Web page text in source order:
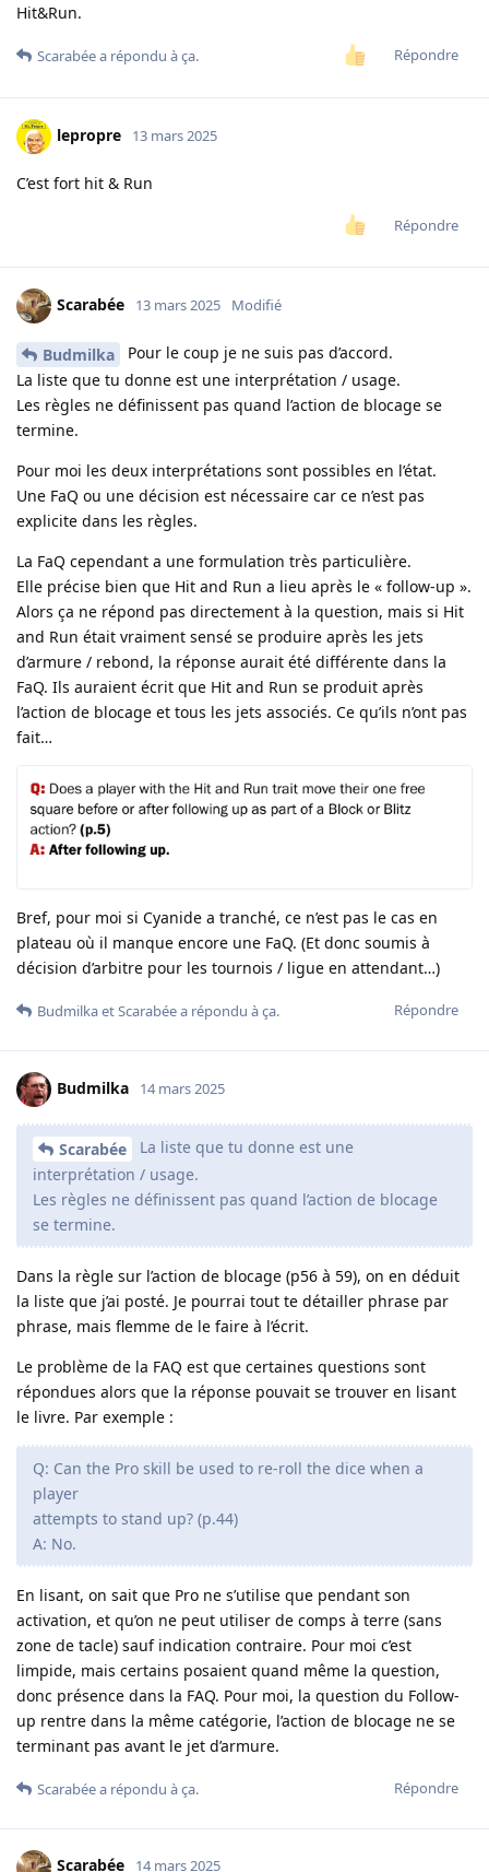
Hit&Run.
Répondre
Scarabéea répondu à ça.
lepropre 13 mars 2025
C’est fort hit & Run
Répondre
Scarabée 13 mars 2025 Modifié
Budmilka
Pour le coup je ne suis pas d’accord.
La liste que tu donne est une interprétation / usage.
Les règles ne définissent pas quand l’action de blocage se
termine.
Pour moi les deux interprétations sont possibles en l’état.
Une FaQ ou une décision est nécessaire car ce n’est pas
explicite dans les règles.
La FaQ cependant a une formulation très particulière.
Elle précise bien que Hit and Run a lieu après le « follow-up ».
Alors ça ne répond pas directement à la question, mais si Hit
and Run était vraiment sensé se produire après les jets
d’armure / rebond, la réponse aurait été différente dans la
FaQ. Ils auraient écrit que Hit and Run se produit après
l’action de blocage et tous les jets associés. Ce qu’ils n’ont pas
fait…
Bref, pour moi si Cyanide a tranché, ce n’est pas le cas en
plateau où il manque encore une FaQ. (Et donc soumis à
décision d’arbitre pour les tournois / ligue en attendant…)
Répondre
BudmilkaetScarabéea répondu à ça.
Budmilka 14 mars 2025
Scarabée
La liste que tu donne est une
interprétation / usage.
Les règles ne définissent pas quand l’action de blocage
se termine.
Dans la règle sur l’action de blocage (p56 à 59), on en déduit
la liste que j’ai posté. Je pourrai tout te détailler phrase par
phrase, mais flemme de le faire à l’écrit.
Le problème de la FAQ est que certaines questions sont
répondues alors que la réponse pouvait se trouver en lisant
le livre. Par exemple :
Q: Can the Pro skill be used to re-roll the dice when a
player
attempts to stand up? (p.44)
A: No.
En lisant, on sait que Pro ne s’utilise que pendant son
activation, et qu’on ne peut utiliser de comps à terre (sans
zone de tacle) sauf indication contraire. Pour moi c’est
limpide, mais certains posaient quand même la question,
donc présence dans la FAQ. Pour moi, la question du Follow-
up rentre dans la même catégorie, l’action de blocage ne se
terminant pas avant le jet d’armure.
Répondre
Scarabéea répondu à ça.
Scarabée 14 mars 2025